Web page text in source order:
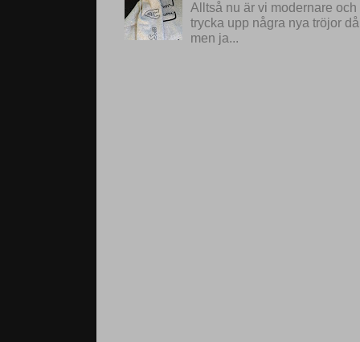
Alltså nu är vi modernare
trycka upp några nya tröjor
men ja...